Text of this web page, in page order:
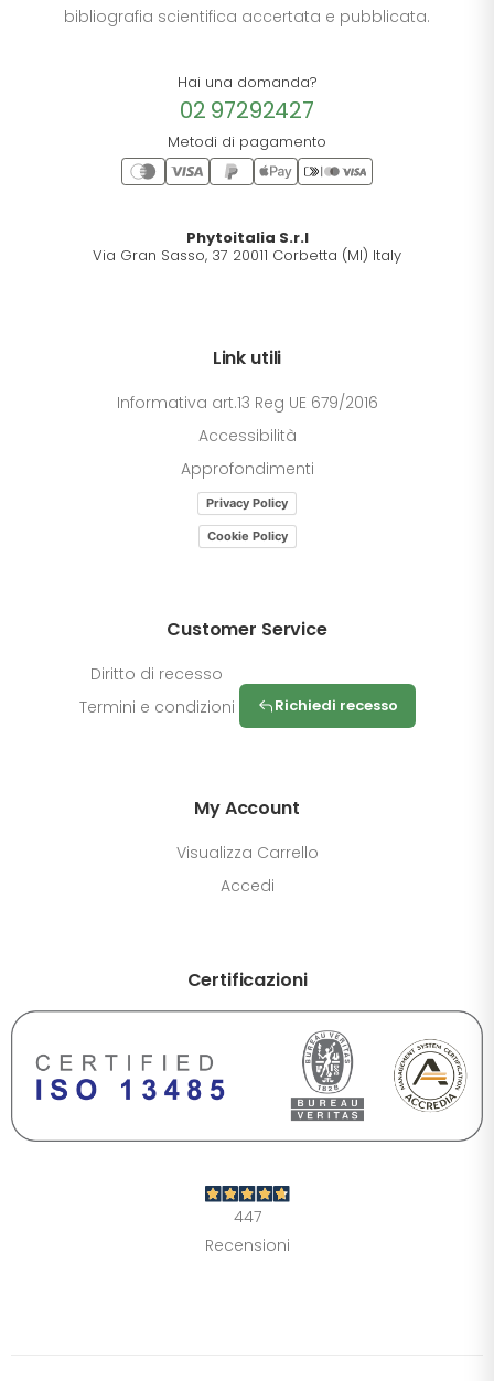
bibliografia scientifica accertata e pubblicata.
Hai una domanda?
02 97292427
Metodi di pagamento
Phytoitalia S.r.l
Via Gran Sasso, 37 20011 Corbetta (MI) Italy
Link utili
Informativa art.13 Reg UE 679/2016
Accessibilità
Approfondimenti
Privacy Policy
Cookie Policy
Customer Service
Diritto di recesso
Termini e condizioni
Richiedi recesso
My Account
Visualizza Carrello
Accedi
Certificazioni
447
Recensioni
DIMENSIONE TESTO
Chiaro